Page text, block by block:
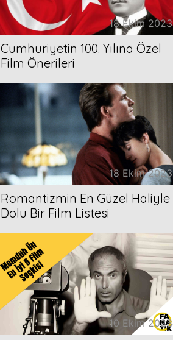
18 Ekim 2023
Cumhuriyetin 100. Yılına Özel
Film Önerileri
18 Ekim 2023
Romantizmin En Güzel Haliyle
Dolu Bir Film Listesi
10 Ekim 2023